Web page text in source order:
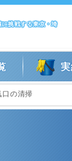
挑戦する東京・埼
の清掃